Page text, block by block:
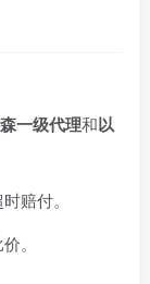
一级代理和以
赔付。
。